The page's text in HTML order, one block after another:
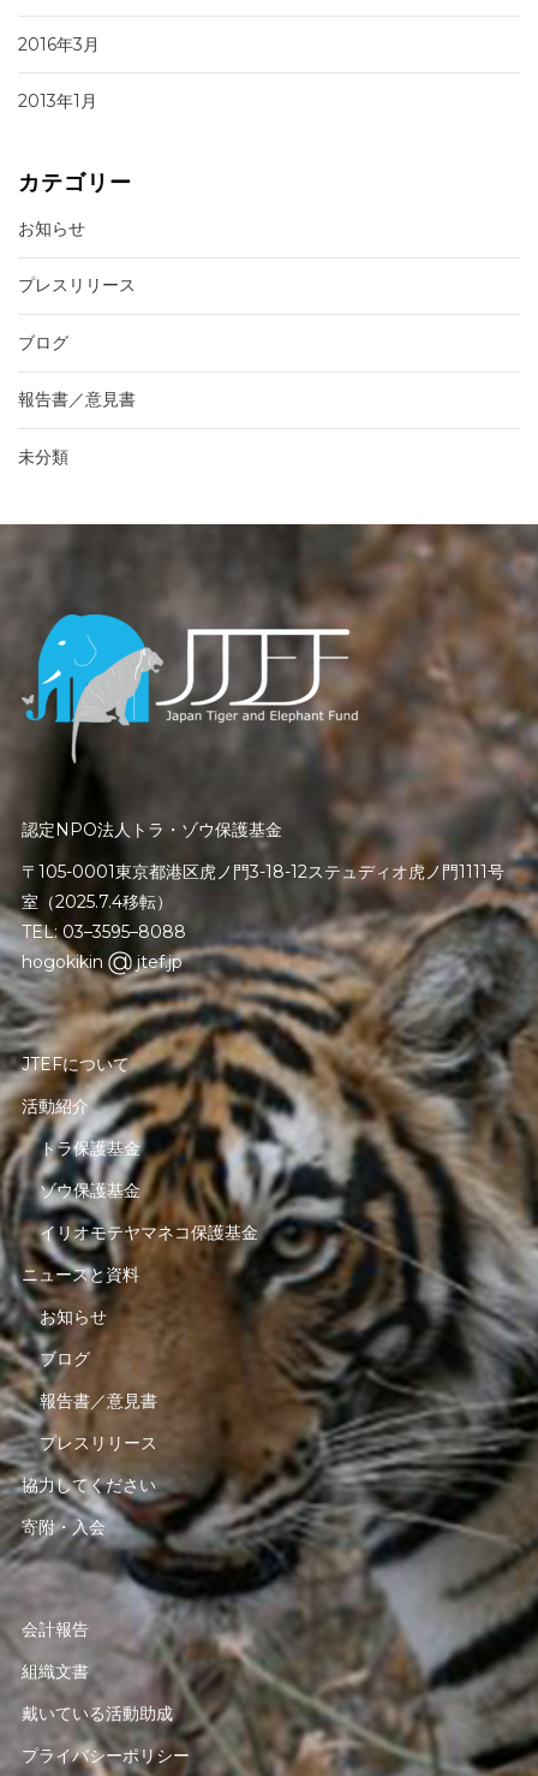
2016年3月
2013年1月
カテゴリー
お知らせ
プレスリリース
ブログ
報告書／意見書
未分類
認定NPO法人トラ・ゾウ保護基金
〒105-0001東京都港区虎ノ門3-18-12ステュディオ虎ノ門1111号
室（2025.7.4移転）
TEL: 03–3595–8088
hogokikin
jtef.jp
JTEFについて
活動紹介
トラ保護基金
ゾウ保護基金
イリオモテヤマネコ保護基金
ニュースと資料
お知らせ
ブログ
報告書／意見書
プレスリリース
協力してください
寄附・入会
会計報告
組織文書
戴いている活動助成
プライバシーポリシー